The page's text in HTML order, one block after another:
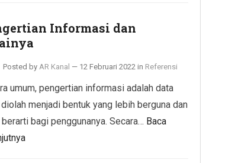
Informasi dan
Posted by AR Kanal — 12 Februari 2022 in Referensi
umum, pengertian informasi adalah data
menjadi bentuk yang lebih berguna dan
bagi penggunanya. Secara… Baca